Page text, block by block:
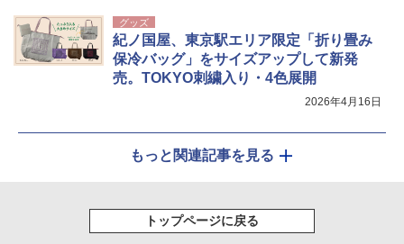
グッズ
紀ノ国屋、東京駅エリア限定「折り畳み
保冷バッグ」をサイズアップして新発
売。TOKYO刺繍入り・4色展開
2026年4月16日
もっと関連記事を見る
トップページに戻る